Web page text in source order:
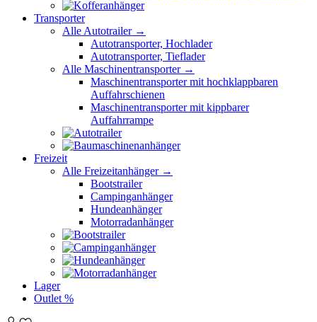
Transporter
Alle Autotrailer →
Autotransporter, Hochlader
Autotransporter, Tieflader
Alle Maschinentransporter →
Maschinentransporter mit hochklappbaren
Auffahrschienen
Maschinentransporter mit kippbarer
Auffahrrampe
Freizeit
Alle Freizeitanhänger →
Bootstrailer
Campinganhänger
Hundeanhänger
Motorradanhänger
Lager
Outlet %